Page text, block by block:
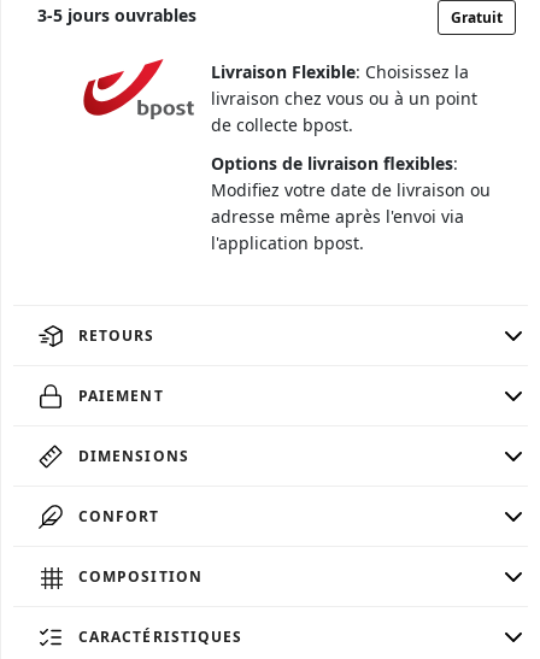
3-5 jours ouvrables Gratuit
Livraison Flexible: Choisissez la
livraison chez vous ou à un point
de collecte bpost.
Options de livraison flexibles:
Modifiez votre date de livraison ou
adresse même après l'envoi via
l'application bpost.
RETOURS
PAIEMENT
DIMENSIONS
CONFORT
COMPOSITION
CARACTÉRISTIQUES